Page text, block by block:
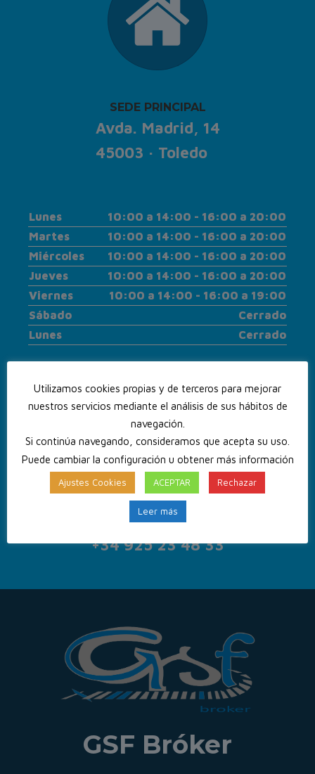
SEDE PRINCIPAL
Avda. Madrid, 14
45003 · Toledo
Lunes
10:00 a 14:00 - 16:00 a 20:00
Martes
10:00 a 14:00 - 16:00 a 20:00
Miércoles
10:00 a 14:00 - 16:00 a 20:00
Jueves
10:00 a 14:00 - 16:00 a 20:00
Viernes
10:00 a 14:00 - 16:00 a 19:00
Sábado
Cerrado
Lunes
Cerrado
CONTACTA CON NOSOTROS
+34 925 23 48 33
GSF Bróker
Utilizamos cookies propias y de terceros para mejorar
nuestros servicios mediante el análisis de sus hábitos de
navegación.
Si continúa navegando, consideramos que acepta su uso.
Puede cambiar la configuración u obtener más información
Ajustes Cookies ACEPTAR Rechazar
Leer más